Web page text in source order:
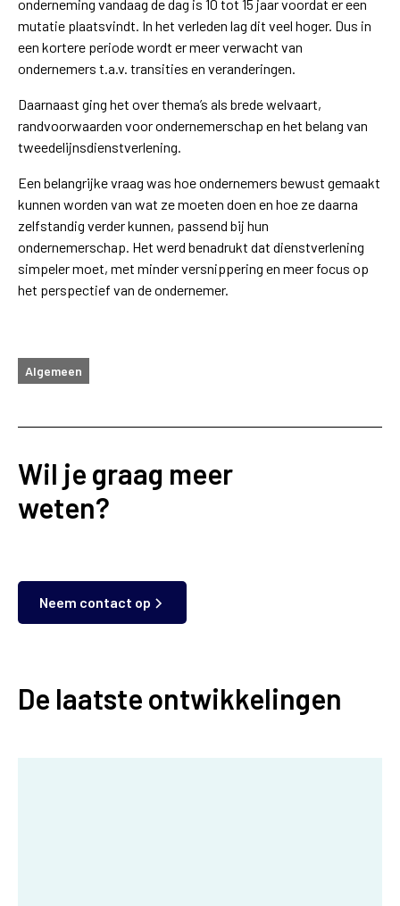
onderneming vandaag de dag is 10 tot 15 jaar voordat er een
mutatie plaatsvindt. In het verleden lag dit veel hoger. Dus in
een kortere periode wordt er meer verwacht van
ondernemers t.a.v. transities en veranderingen.
Daarnaast ging het over thema’s als brede welvaart,
randvoorwaarden voor ondernemerschap en het belang van
tweedelijnsdienstverlening.
Een belangrijke vraag was hoe ondernemers bewust gemaakt
kunnen worden van wat ze moeten doen en hoe ze daarna
zelfstandig verder kunnen, passend bij hun
ondernemerschap. Het werd benadrukt dat dienstverlening
simpeler moet, met minder versnippering en meer focus op
het perspectief van de ondernemer.
Algemeen
Wil je graag meer
weten?
Neem contact op
De laatste ontwikkelingen